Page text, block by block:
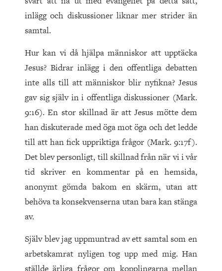
inlägg och diskussioner liknar mer strider än
samtal.
Hur kan vi då hjälpa människor att upptäcka
Jesus? Bidrar inlägg i den offentliga debatten
inte alls till att människor blir nyfikna? Jesus
gav sig själv in i offentliga diskussioner (Mark.
9:16). En stor skillnad är att Jesus mötte dem
han diskuterade med öga mot öga och det ledde
till att han fick uppriktiga frågor (Mark. 9:17f).
Det blev personligt, till skillnad från när vi i vår
tid skriver en kommentar på en hemsida,
anonymt gömda bakom en skärm, utan att
behöva ta konsekvenserna utan bara kan stänga
av.
Själv blev jag uppmuntrad av ett samtal som en
arbetskamrat nyligen tog upp med mig. Han